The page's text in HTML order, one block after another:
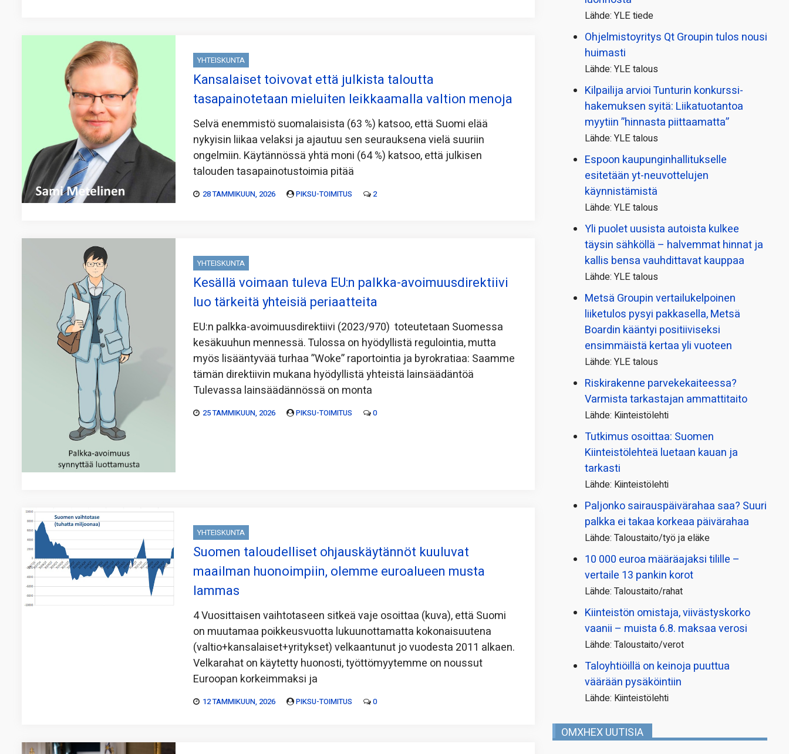
YHTEISKUNTA
Kansalaiset toivovat että julkista taloutta
tasapainotetaan mieluiten leikkaamalla valtion menoja
Selvä enemmistö suomalaisista (63 %) katsoo, että Suomi elää
nykyisin liikaa velaksi ja ajautuu sen seurauksena vielä suuriin
ongelmiin. Käytännössä yhtä moni (64 %) katsoo, että julkisen
talouden tasapainotustoimia pitää
28 TAMMIKUUN, 2026 PIKSU-TOIMITUS 2
YHTEISKUNTA
Kesällä voimaan tuleva EU:n palkka-avoimuusdirektiivi
luo tärkeitä yhteisiä periaatteita
EU:n palkka-avoimuusdirektiivi (2023/970) toteutetaan Suomessa
kesäkuuhun mennessä. Tulossa on hyödyllistä regulointia, mutta
myös lisääntyvää turhaa ”Woke” raportointia ja byrokratiaa: Saamme
tämän direktiivin mukana hyödyllistä yhteistä lainsäädäntöä
Tulevassa lainsäädännössä on monta
25 TAMMIKUUN, 2026 PIKSU-TOIMITUS 0
YHTEISKUNTA
Suomen taloudelliset ohjauskäytännöt kuuluvat
maailman huonoimpiin, olemme euroalueen musta
lammas
4 Vuosittaisen vaihtotaseen sitkeä vaje osoittaa (kuva), että Suomi
on muutamaa poikkeusvuotta lukuunottamatta kokonaisuutena
(valtio+kansalaiset+yritykset) velkaantunut jo vuodesta 2011 alkaen.
Velkarahat on käytetty huonosti, työttömyytemme on noussut
Euroopan korkeimmaksi ja
12 TAMMIKUUN, 2026 PIKSU-TOIMITUS 0
Lähde: YLE tiede
Ohjelmistoyritys Qt Groupin tulos nousi
huimasti
Lähde: YLE talous
Kilpailija arvioi Tunturin konkurssi­
hakemuksen syitä: Liikatuotantoa
myytiin ”hinnasta piittaamatta”
Lähde: YLE talous
Espoon kaupungin­hallitukselle
esitetään yt-neuvottelujen
käynnistämistä
Lähde: YLE talous
Yli puolet uusista autoista kulkee
täysin sähköllä – halvemmat hinnat ja
kallis bensa vauhdittavat kauppaa
Lähde: YLE talous
Metsä Groupin vertailu­kelpoinen
liiketulos pysyi pakkasella, Metsä
Boardin kääntyi positiiviseksi
ensimmäistä kertaa yli vuoteen
Lähde: YLE talous
Riskirakenne parvekekaiteessa?
Varmista tarkastajan ammattitaito
Lähde: Kiinteistölehti
Tutkimus osoittaa: Suomen
Kiinteistölehteä luetaan kauan ja
tarkasti
Lähde: Kiinteistölehti
Paljonko sairauspäivä­rahaa saa? Suuri
palkka ei takaa korkeaa päivärahaa
Lähde: Taloustaito/työ ja eläke
10 000 euroa määräajaksi tilille –
vertaile 13 pankin korot
Lähde: Taloustaito/rahat
Kiinteistön omistaja, viivästyskorko
vaanii – muista 6.8. maksaa verosi
Lähde: Taloustaito/verot
Taloyhtiöillä on keinoja puuttua
väärään pysäköintiin
Lähde: Kiinteistölehti
OMXHEX UUTISIA